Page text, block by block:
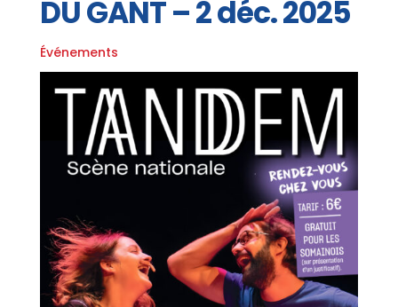
DU GANT – 2 déc. 2025
Événements